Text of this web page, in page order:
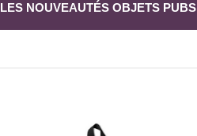
LES NOUVEAUTÉS OBJETS PUBS